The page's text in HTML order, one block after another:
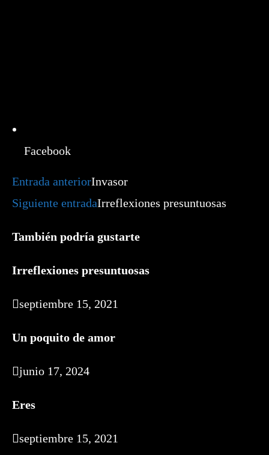
Facebook
Leer
más
artículos
Entrada anteriorInvasor
Siguiente entradaIrreflexiones presuntuosas
También podría gustarte
Irreflexiones presuntuosas
septiembre 15, 2021
Un poquito de amor
junio 17, 2024
Eres
septiembre 15, 2021